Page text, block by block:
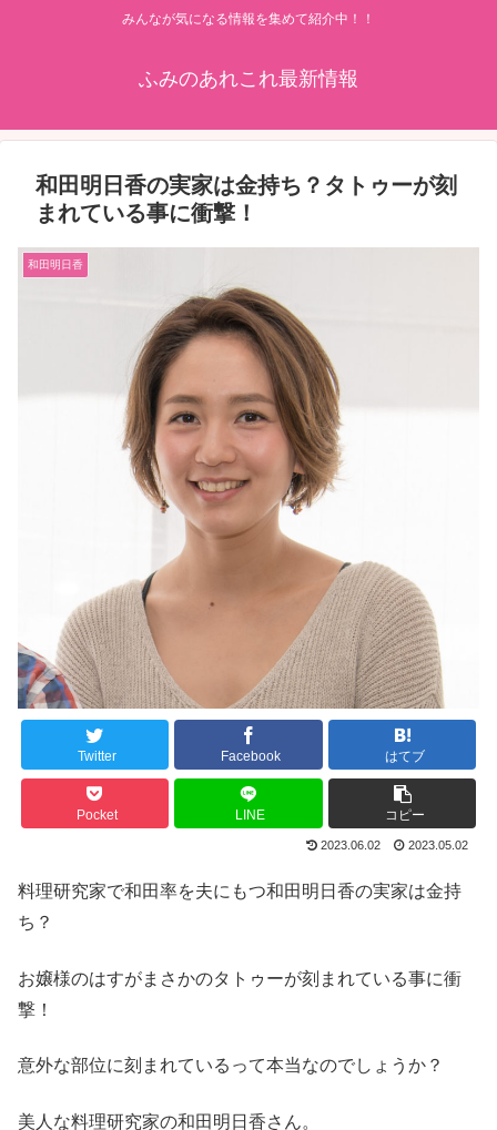
みんなが気になる情報を集めて紹介中！！
ふみのあれこれ最新情報
和田明日香の実家は金持ち？タトゥーが刻
まれている事に衝撃！
和田明日香
Twitter Facebook はてブ
Pocket LINE コピー
2023.06.02 2023.05.02
料理研究家で和田率を夫にもつ和田明日香の実家は金持
ち？
お嬢様のはすがまさかのタトゥーが刻まれている事に衝
撃！
意外な部位に刻まれているって本当なのでしょうか？
美人な料理研究家の和田明日香さん。